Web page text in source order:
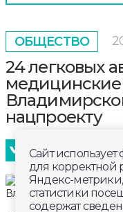
ОБЩЕСТВО
24 легковых
нацпроекту
Сайт
для корректной
Яндекс-
статистики
содержат